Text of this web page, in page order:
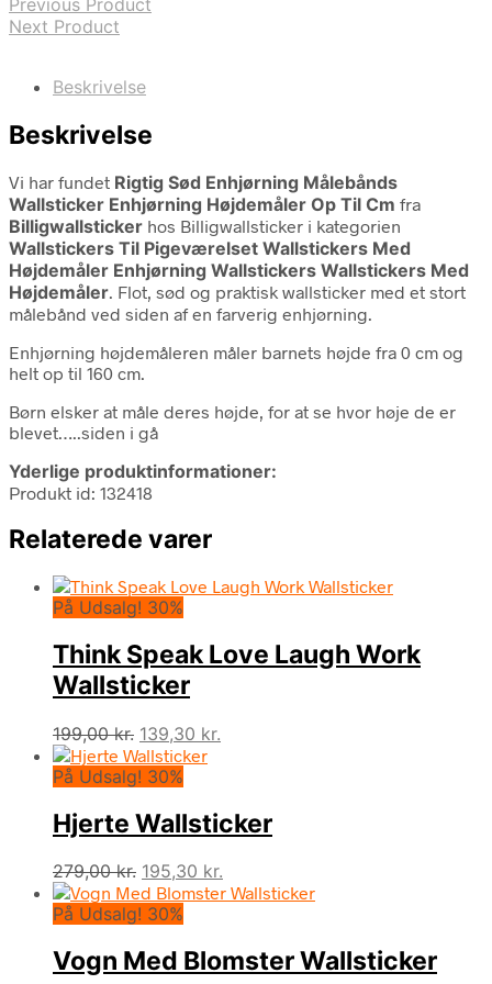
Previous Product
Next Product
Beskrivelse
Beskrivelse
Vi har fundet Rigtig Sød Enhjørning Målebånds
Wallsticker Enhjørning Højdemåler Op Til Cm fra
Billigwallsticker hos Billigwallsticker i kategorien
Wallstickers Til Pigeværelset Wallstickers Med
Højdemåler Enhjørning Wallstickers Wallstickers Med
Højdemåler. Flot, sød og praktisk wallsticker med et stort
målebånd ved siden af en farverig enhjørning.
Enhjørning højdemåleren måler barnets højde fra 0 cm og
helt op til 160 cm.
Børn elsker at måle deres højde, for at se hvor høje de er
blevet…..siden i gå
Yderlige produktinformationer:
Produkt id: 132418
Relaterede varer
På Udsalg! 30%
Think Speak Love Laugh Work
Wallsticker
199,00kr. Den
oprindelige
pris
199,00 kr..
139,30 kr.
139,30 kr..
På Udsalg! 30%
Hjerte Wallsticker
279,00kr. Den
oprindelige
pris
279,00 kr..
195,30 kr.
aktuelle
195,30 kr..
På Udsalg! 30%
Vogn Med Blomster Wallsticker